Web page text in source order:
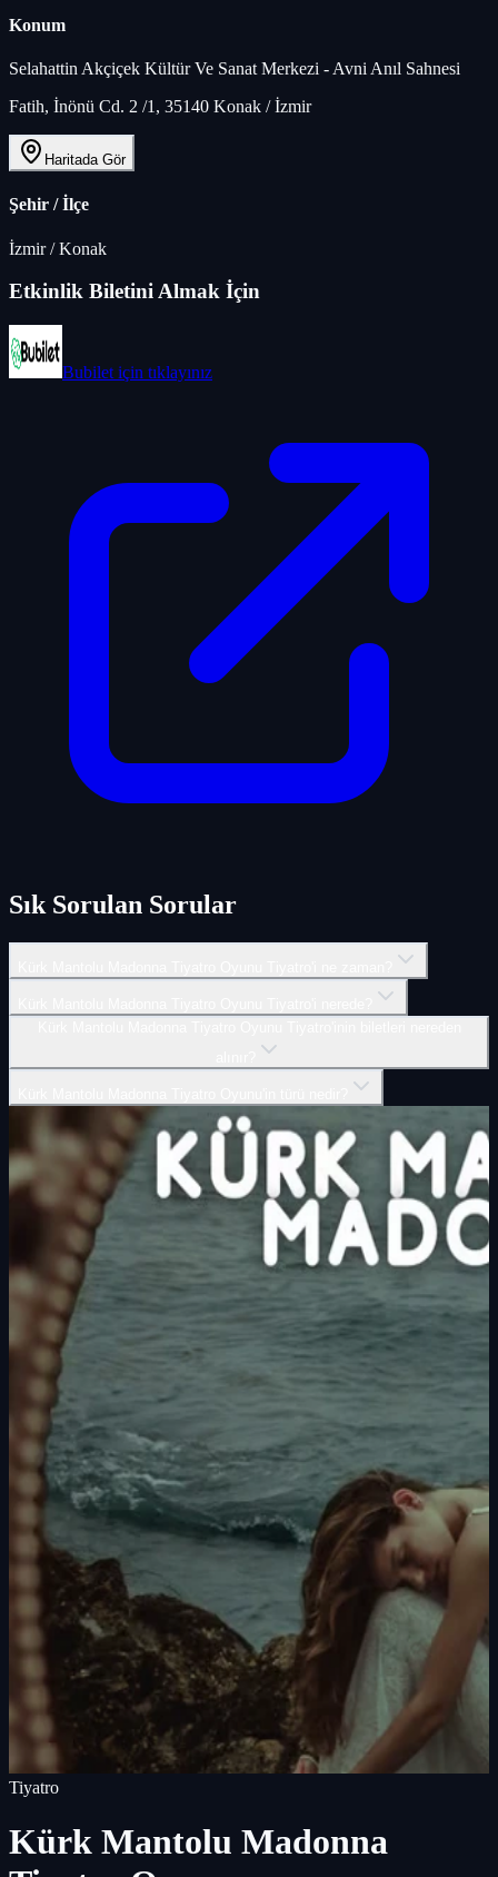
Konum
Selahattin Akçiçek Kültür Ve Sanat Merkezi - Avni Anıl Sahnesi
Fatih, İnönü Cd. 2 /1, 35140 Konak / İzmir
Haritada Gör
Şehir / İlçe
İzmir/Konak
Etkinlik Biletini Almak İçin
Bubilet için tıklayınız
Sık Sorulan Sorular
Tiyatro
Kürk Mantolu Madonna